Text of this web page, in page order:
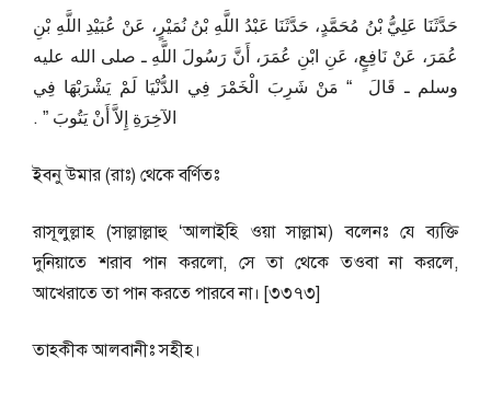
حَدَّثَنَا عَلِيُّ بْنُ مُحَمَّدٍ، حَدَّثَنَا عَبْدُ اللَّهِ بْنُ نُمَيْرٍ، عَنْ عُبَيْدِ اللَّهِ بْنِ
عُمَرَ، عَنْ نَافِعٍ، عَنِ ابْنِ عُمَرَ، أَنَّ رَسُولَ اللَّهِ ـ صلى الله عليه
وسلم ـ قَالَ ‏ “‏ مَنْ شَرِبَ الْخَمْرَ فِي الدُّنْيَا لَمْ يَشْرَبْهَا فِي
الآخِرَةِ إِلاَّ أَنْ يَتُوبَ ‏”‏ ‏.‏
ইবনু উমার (রাঃ) থেকে বর্ণিতঃ
রাসূলুল্লাহ (সাল্লাল্লাহু ‘আলাইহি ওয়া সাল্লাম) বলেনঃ যে ব্যক্তি
দুনিয়াতে শরাব পান করলো, সে তা থেকে তওবা না করলে,
আখেরাতে তা পান করতে পারবে না। [৩৩৭৩]
তাহকীক আলবানীঃ সহীহ।